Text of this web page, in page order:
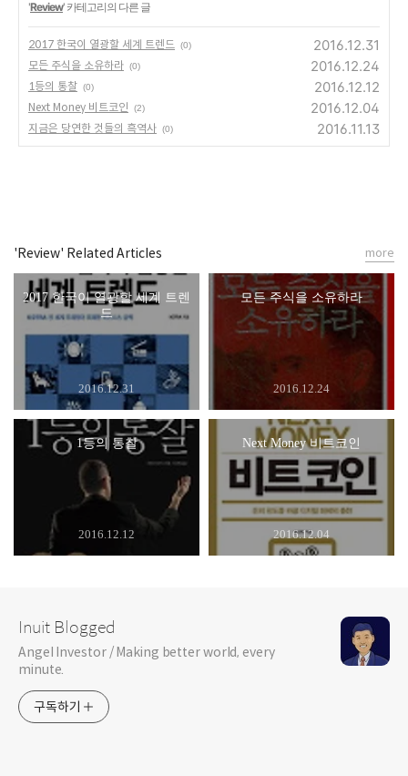
'Review' 카테고리의 다른 글
2017 한국이 열광할 세계 트렌드 (0) 2016.12.31
모든 주식을 소유하라 (0) 2016.12.24
1등의 통찰 (0) 2016.12.12
Next Money 비트코인 (2) 2016.12.04
지금은 당연한 것들의 흑역사 (0) 2016.11.13
'Review' Related Articles
2017 한국이 열광할 세계 트렌
드
2016.12.31
모든 주식을 소유하라
2016.12.24
1등의 통찰
2016.12.12
Next Money 비트코인
2016.12.04
more
Inuit Blogged
Angel Investor / Making better world, every
minute.
구독하기